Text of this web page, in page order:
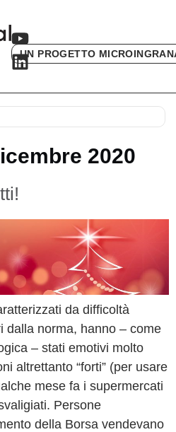
UN PROGETTO
2020
da difficoltà
dalla norma, hanno – come
– stati emotivi molto
altrettanto “forti” (per usare
mese fa i supermercati
Persone
della Borsa vendevano